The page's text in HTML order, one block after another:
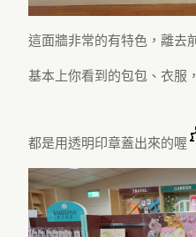
這面牆非常的有特色，離去
基本上你看到的包包、衣服，
都是用透明印章蓋出來的喔